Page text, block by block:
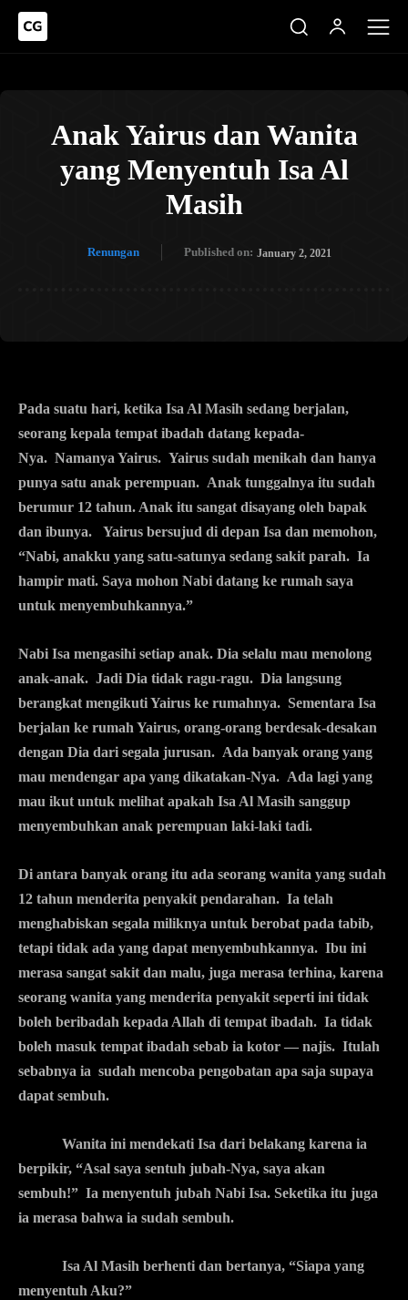
Anak Yairus dan Wanita
yang Menyentuh Isa Al
Masih
Renungan Published on: January 2, 2021
Pada suatu hari, ketika Isa Al Masih sedang berjalan,
seorang kepala tempat ibadah datang kepada-
Nya. Namanya Yairus. Yairus sudah menikah dan hanya
punya satu anak perempuan. Anak tunggalnya itu sudah
berumur 12 tahun. Anak itu sangat disayang oleh bapak
dan ibunya. Yairus bersujud di depan Isa dan memohon,
“Nabi, anakku yang satu-satunya sedang sakit parah. Ia
hampir mati. Saya mohon Nabi datang ke rumah saya
untuk menyembuhkannya.”
Nabi Isa mengasihi setiap anak. Dia selalu mau menolong
anak-anak. Jadi Dia tidak ragu-ragu. Dia langsung
berangkat mengikuti Yairus ke rumahnya. Sementara Isa
berjalan ke rumah Yairus, orang-orang berdesak-desakan
dengan Dia dari segala jurusan. Ada banyak orang yang
mau mendengar apa yang dikatakan-Nya. Ada lagi yang
mau ikut untuk melihat apakah Isa Al Masih sanggup
menyembuhkan anak perempuan laki-laki tadi.
Di antara banyak orang itu ada seorang wanita yang sudah
12 tahun menderita penyakit pendarahan. Ia telah
menghabiskan segala miliknya untuk berobat pada tabib,
tetapi tidak ada yang dapat menyembuhkannya. Ibu ini
merasa sangat sakit dan malu, juga merasa terhina, karena
seorang wanita yang menderita penyakit seperti ini tidak
boleh beribadah kepada Allah di tempat ibadah. Ia tidak
boleh masuk tempat ibadah sebab ia kotor — najis. Itulah
sebabnya ia sudah mencoba pengobatan apa saja supaya
dapat sembuh.
Wanita ini mendekati Isa dari belakang karena ia
berpikir, “Asal saya sentuh jubah-Nya, saya akan
sembuh!” Ia menyentuh jubah Nabi Isa. Seketika itu juga
ia merasa bahwa ia sudah sembuh.
Isa Al Masih berhenti dan bertanya, “Siapa yang
menyentuh Aku?”